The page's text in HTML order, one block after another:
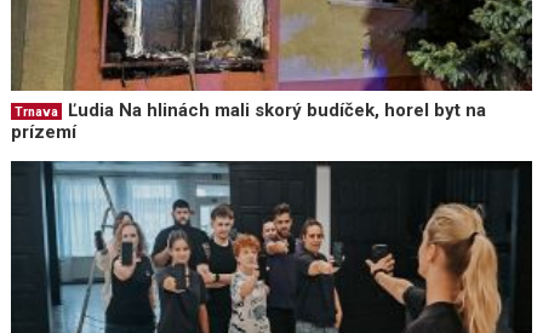
Trnava
Ľudia Na hlinách mali skorý budíček, horel byt na
prízemí